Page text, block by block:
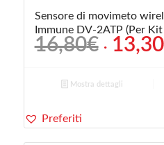
Sensore di movimeto
Immune DV-2ATP (Per
16,80€ Il
prezzo
era:
13,30
Mostra dettagli
Preferiti